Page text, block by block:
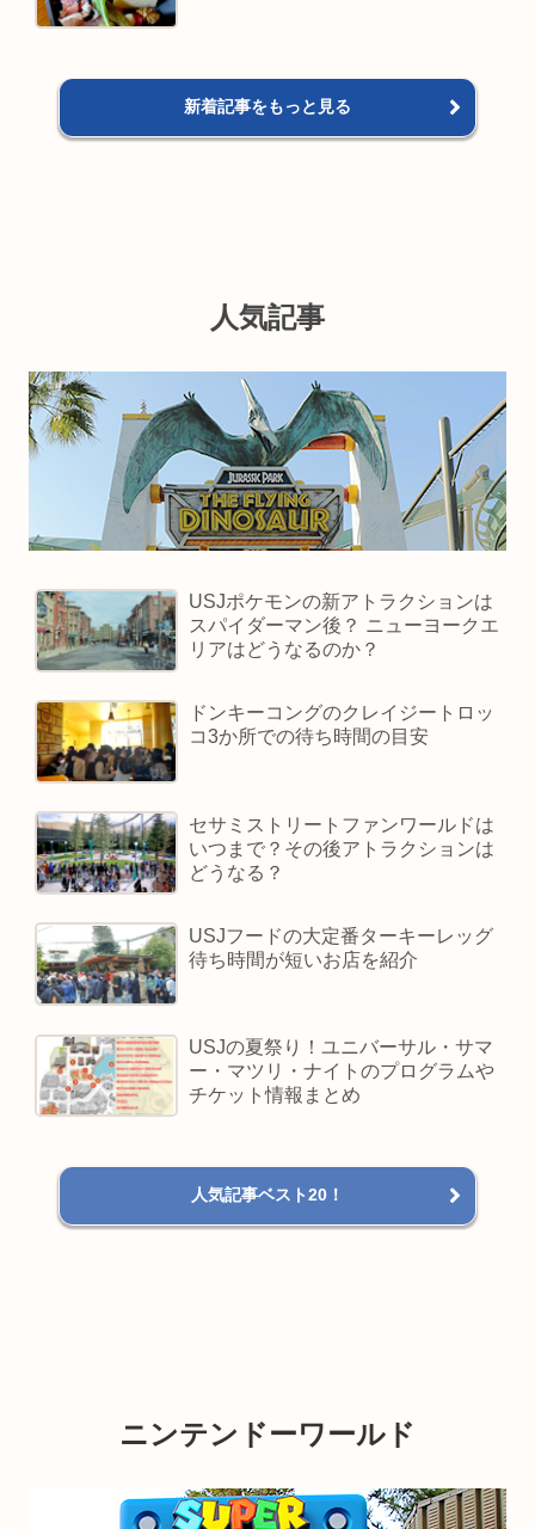
新着記事をもっと見る
人気記事
USJポケモンの新アトラクションは
スパイダーマン後？ ニューヨークエ
リアはどうなるのか？
ドンキーコングのクレイジートロッ
コ3か所での待ち時間の目安
セサミストリートファンワールドは
いつまで？その後アトラクションは
どうなる？
USJフードの大定番ターキーレッグ
待ち時間が短いお店を紹介
USJの夏祭り！ユニバーサル・サマ
ー・マツリ・ナイトのプログラムや
チケット情報まとめ
人気記事ベスト20！
ニンテンドーワールド